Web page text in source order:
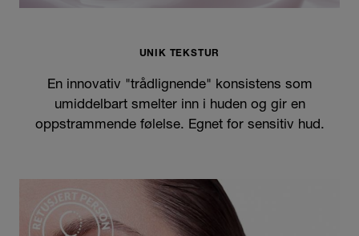
UNIK TEKSTUR
En innovativ "trådlignende" konsistens som
umiddelbart smelter inn i huden og gir en
oppstrammende følelse. Egnet for sensitiv hud.